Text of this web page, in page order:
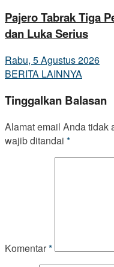
Pajero Tabrak Tiga
dan Luka Serius
Rabu, 5 Agustus 2026
BERITA LAINNYA
Tinggalkan Balasan
Alamat email Anda tidak
wajib ditandai *
Komentar*